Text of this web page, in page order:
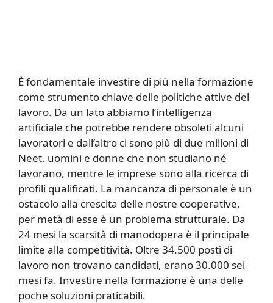
È fondamentale investire di più nella formazione
come strumento chiave delle politiche attive del
lavoro. Da un lato abbiamo l’intelligenza
artificiale che potrebbe rendere obsoleti alcuni
lavoratori e dall’altro ci sono più di due milioni di
Neet, uomini e donne che non studiano né
lavorano, mentre le imprese sono alla ricerca di
profili qualificati. La mancanza di personale è un
ostacolo alla crescita delle nostre cooperative,
per metà di esse è un problema strutturale. Da
24 mesi la scarsità di manodopera è il principale
limite alla competitività. Oltre 34.500 posti di
lavoro non trovano candidati, erano 30.000 sei
mesi fa. Investire nella formazione è una delle
poche soluzioni praticabili.